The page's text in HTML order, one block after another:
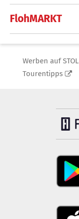
FlohMARKT
Werben auf STOL
Tourentipps